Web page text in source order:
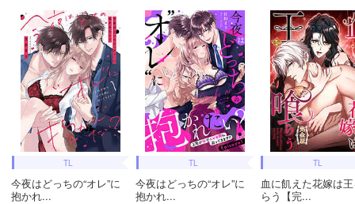
TL
今夜はどっちの“オレ”に
抱かれ...
TL
今夜はどっちの“オレ”に
抱かれ...
TL
血に飢えた花嫁は
らう【完...